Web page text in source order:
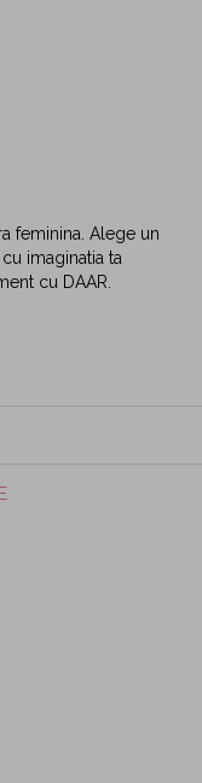
feminina. Alege un
imaginatia ta
cu DAAR.